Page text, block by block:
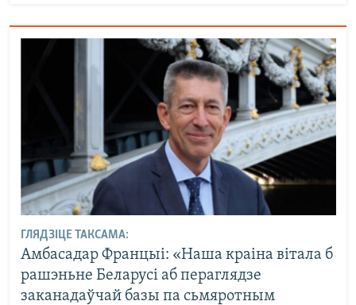
ГЛЯДЗІЦЕ ТАКСАМА:
Амбасадар Францыі: «Наша краіна вітала б
рашэньне Беларусі аб пераглядзе
заканадаўчай базы па сьмяротным